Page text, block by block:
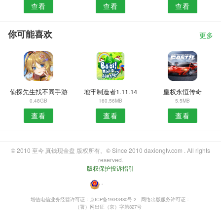
查看 查看 查看
你可能喜欢 更多
侦探先生找不同手游
0.48GB
查看
地牢制造者1.11.14
160.56MB
查看
皇权永恒传奇
5.5MB
查看
© 2010 至今 真钱现金盘 版权所有。© Since 2010 daxiongtv.com . All rights
reserved.
版权保护投诉指引
・
增值电信业务经营许可证：京ICP备19043480号-2
网络出版服务许可证：
（署）网出证（京）字第827号